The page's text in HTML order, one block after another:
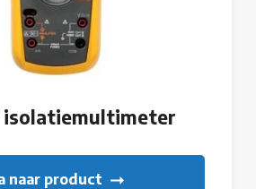
isolatiemultimeter
naar product